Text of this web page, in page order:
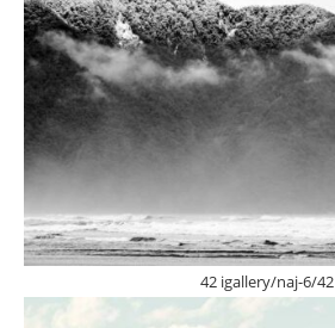
42 igallery/naj-6/42